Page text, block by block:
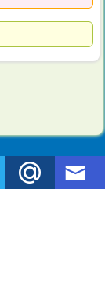
Все темы